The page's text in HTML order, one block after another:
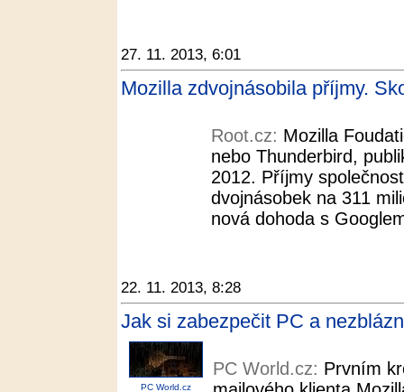
27. 11. 2013, 6:01
Mozilla zdvojnásobila příjmy.
Root.cz: Mozilla
nebo Thunderbird,
2012. Příjmy
dvojnásobek na 311
nová dohoda s
22. 11. 2013, 8:28
Jak si zabezpečit PC a
PC World.cz
PC World.cz: Prvním